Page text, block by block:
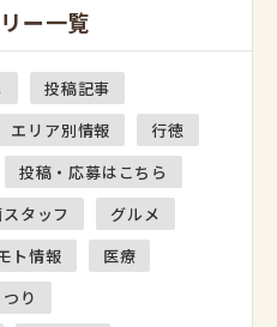
ー一覧
投稿記事
エリア別情報
行徳
投稿・応募はこちら
タッフ
グルメ
ト情報
医療
り